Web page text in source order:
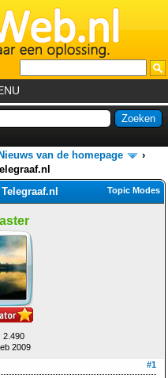
Nieuws van de homepage
›
Topic Modes
2.490
2009
#1